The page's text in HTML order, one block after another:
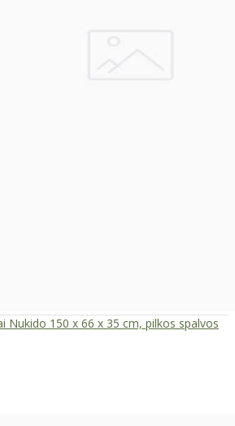
Nukido 150 x 66 x 35 cm, pilkos spalvos